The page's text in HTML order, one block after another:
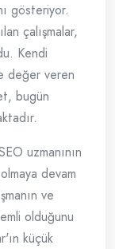
gösteriyor.
çalışmalar,
Kendi
değer veren
bugün
uzmanının
devam
ve
olduğunu
küçük